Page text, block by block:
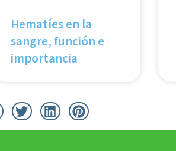
Hematíes en la
sangre, función e
importancia